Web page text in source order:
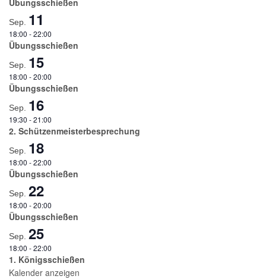
Sep. 11
18:00 -22:00
Übungsschießen
Sep. 15
18:00 -20:00
Übungsschießen
Sep. 16
19:30 -21:00
2. Schützenmeisterbesprechung
Sep. 18
18:00 -22:00
Übungsschießen
Sep. 22
18:00 -20:00
Übungsschießen
Sep. 25
18:00 -22:00
1. Königsschießen
Kalender anzeigen